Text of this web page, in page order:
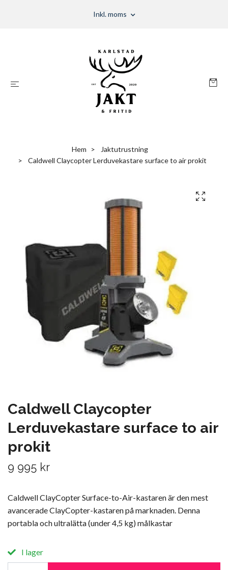
Inkl. moms
Hem
Jaktutrustning
Caldwell Claycopter Lerduvekastare surface to air prokit
Caldwell Claycopter
Lerduvekastare surface to air
prokit
9 995 kr
Caldwell ClayCopter Surface-to-Air-kastaren är den mest
avancerade ClayCopter-kastaren på marknaden. Denna
portabla och ultralätta (under 4,5 kg) målkastar
I lager